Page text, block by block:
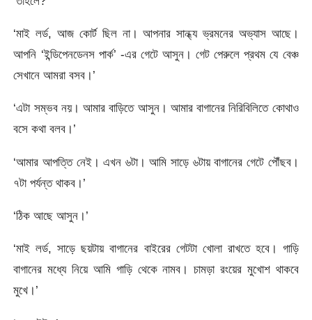
‘মাই লর্ড, আজ কোর্ট ছিল না। আপনার সান্ধ্য ভ্রমনের অভ্যাস আছে।
আপনি ‘ইন্ডিপেনডেনস পার্ক’ -এর গেটে আসুন। গেট পেরুলে প্রথম যে বেঞ্চ
সেখানে আমরা বসব।’
‘এটা সম্ভব নয়। আমার বাড়িতে আসুন। আমার বাগানের নিরিবিলিতে কোথাও
বসে কথা বলব।’
‘আমার আপত্তি নেই। এখন ৬টা। আমি সাড়ে ৬টায় বাগানের গেটে পৌঁছব।
৭টা পর্যন্ত থাকব।’
‘ঠিক আছে আসুন।’
‘মাই লর্ড, সাড়ে ছয়টায় বাগানের বাইরের গেটটা খোলা রাখতে হবে। গাড়ি
বাগানের মধ্যে নিয়ে আমি গাড়ি থেকে নামব। চামড়া রংয়ের মুখোশ থাকবে
মুখে।’